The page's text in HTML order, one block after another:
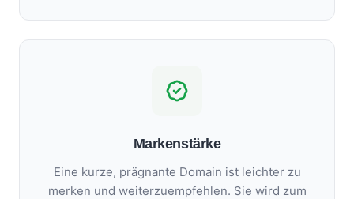
Markenstärke
Eine kurze, prägnante Domain ist leichter zu
merken und weiterzuempfehlen. Sie wird zum